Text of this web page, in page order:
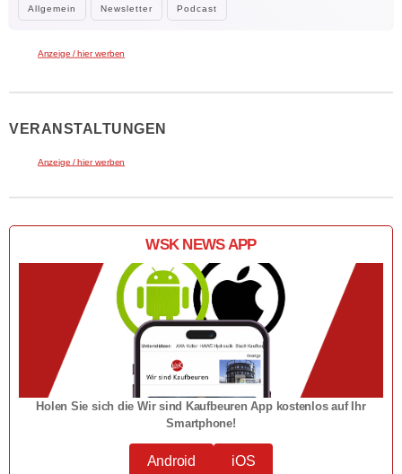
Allgemein Newsletter Podcast
Anzeige / hier werben
VERANSTALTUNGEN
Anzeige / hier werben
WSK NEWS APP
Holen Sie sich die Wir sind Kaufbeuren App kostenlos auf Ihr
Smartphone!
Android iOS